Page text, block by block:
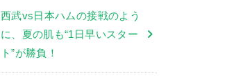
西武vs日本ハムの接戦のよう
に、夏の肌も“1日早いスター
ト”が勝負！